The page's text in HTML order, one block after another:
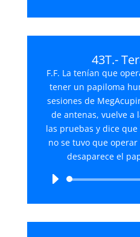
43T.-
F.F. La tenían que
tener un papiloma
sesiones de
de antenas, vuelve a
las pruebas y dice que
no se tuvo que
desaparece el